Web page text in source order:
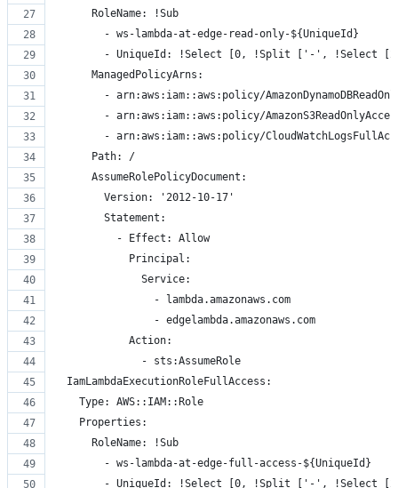
      RoleName: !Sub
        - ws-lambda-at-edge-read-only-${UniqueId}
- UniqueId: !Select [0, !Split ['-', !Select
      ManagedPolicyArns:
- arn:aws:iam::aws:policy/
- arn:aws:iam::aws:policy/
- arn:aws:iam::aws:policy/
      Path: /
      AssumeRolePolicyDocument:
        Version: '2012-10-17'
        Statement:
          - Effect: Allow
            Principal:
              Service:
                - lambda.amazonaws.com
                - edgelambda.amazonaws.com
            Action:
              - sts:AssumeRole
  IamLambdaExecutionRoleFullAccess:
    Type: AWS::IAM::Role
    Properties:
      RoleName: !Sub
        - ws-lambda-at-edge-full-access-${UniqueId}
- UniqueId: !Select [0, !Split ['-', !Select